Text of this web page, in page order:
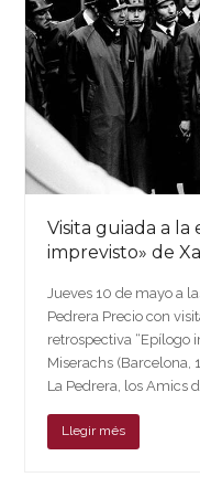
Visita guiada a la
imprevisto» de
Jueves 10 de mayo a
Pedrera Precio con
retrospectiva “Epílogo
Miserachs (Barcelona,
La Pedrera, los Amics
Llegir més